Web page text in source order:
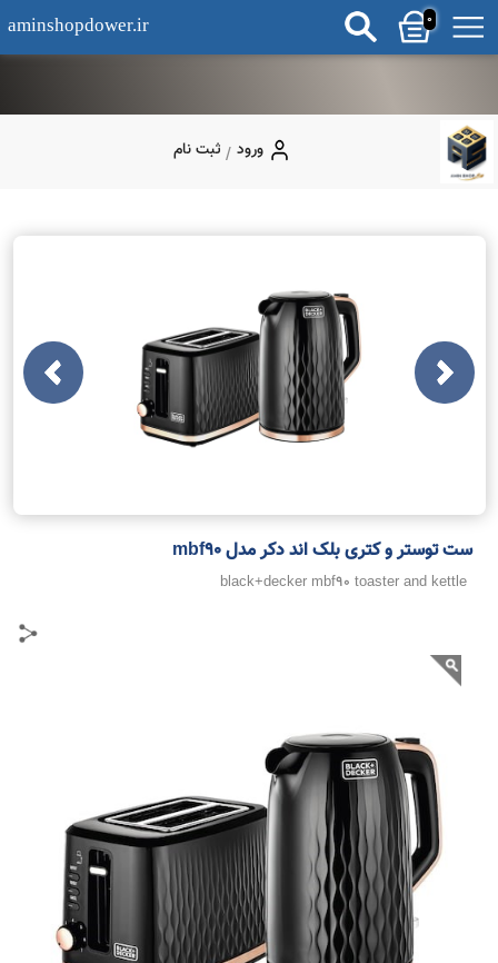
0
aminshopdower.ir
ورود / ثبت نام
ست توستر و کتری بلک اند دکر مدل mbf90